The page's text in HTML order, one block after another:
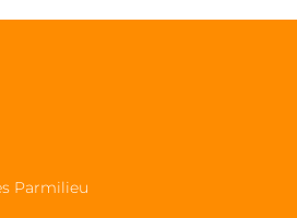
Parmilieu